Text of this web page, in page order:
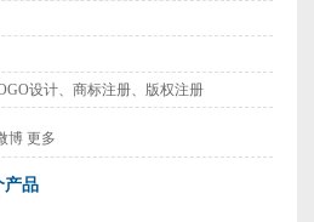
设计、商标注册、版权注册
博 更多
产品